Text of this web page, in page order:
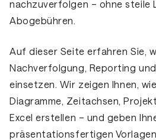
nachzuverfolgen – ohne steile
Abogebühren.
Auf dieser Seite erfahren Sie,
Nachverfolgung, Reporting
einsetzen. Wir zeigen Ihnen,
Diagramme, Zeitachsen,
Excel erstellen – und geben
präsentationsfertigen